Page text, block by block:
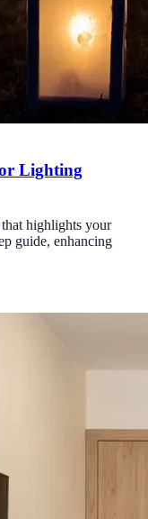
Lighting
highlights your
guide, enhancing